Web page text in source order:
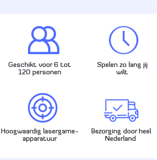
Geschikt voor 6 tot
120 personen
Hoogwaardig lasergame-
apparatuur
Spelen zo lang jij
wilt
Bezorging door heel
Nederland